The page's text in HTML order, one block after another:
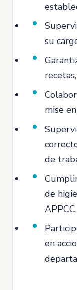
su
mise
de
de
APPCC.
en